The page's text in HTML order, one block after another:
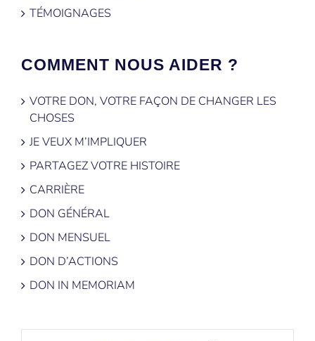
TÉMOIGNAGES
COMMENT NOUS AIDER ?
VOTRE DON, VOTRE FAÇON DE CHANGER LES
CHOSES
JE VEUX M’IMPLIQUER
PARTAGEZ VOTRE HISTOIRE
CARRIÈRE
DON GÉNÉRAL
DON MENSUEL
DON D’ACTIONS
DON IN MEMORIAM